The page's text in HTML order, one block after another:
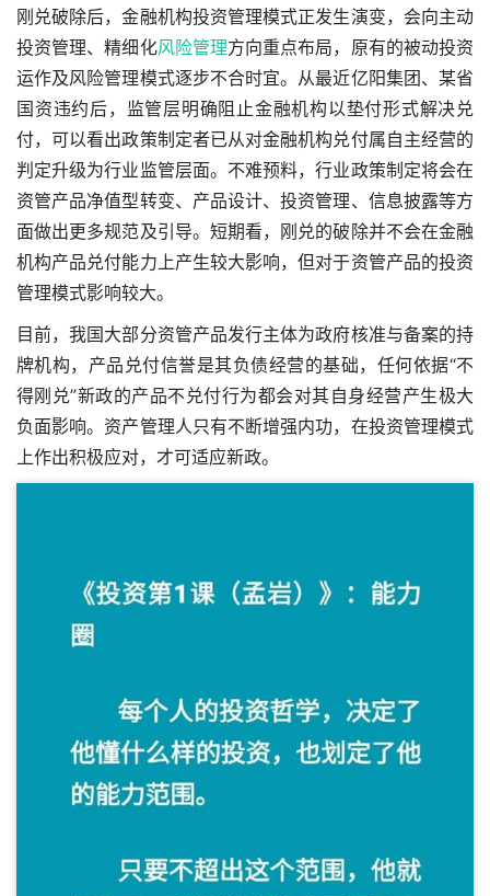
刚兑破除后，金融机构投资管理模式正发生演变，会向主动
投资管理、精细化风险管理方向重点布局，原有的被动投资
运作及风险管理模式逐步不合时宜。从最近亿阳集团、某省
国资违约后，监管层明确阻止金融机构以垫付形式解决兑
付，可以看出政策制定者已从对金融机构兑付属自主经营的
判定升级为行业监管层面。不难预料，行业政策制定将会在
资管产品净值型转变、产品设计、投资管理、信息披露等方
面做出更多规范及引导。短期看，刚兑的破除并不会在金融
机构产品兑付能力上产生较大影响，但对于资管产品的投资
管理模式影响较大。
目前，我国大部分资管产品发行主体为政府核准与备案的持
牌机构，产品兑付信誉是其负债经营的基础，任何依据“不
得刚兑”新政的产品不兑付行为都会对其自身经营产生极大
负面影响。资产管理人只有不断增强内功，在投资管理模式
上作出积极应对，才可适应新政。